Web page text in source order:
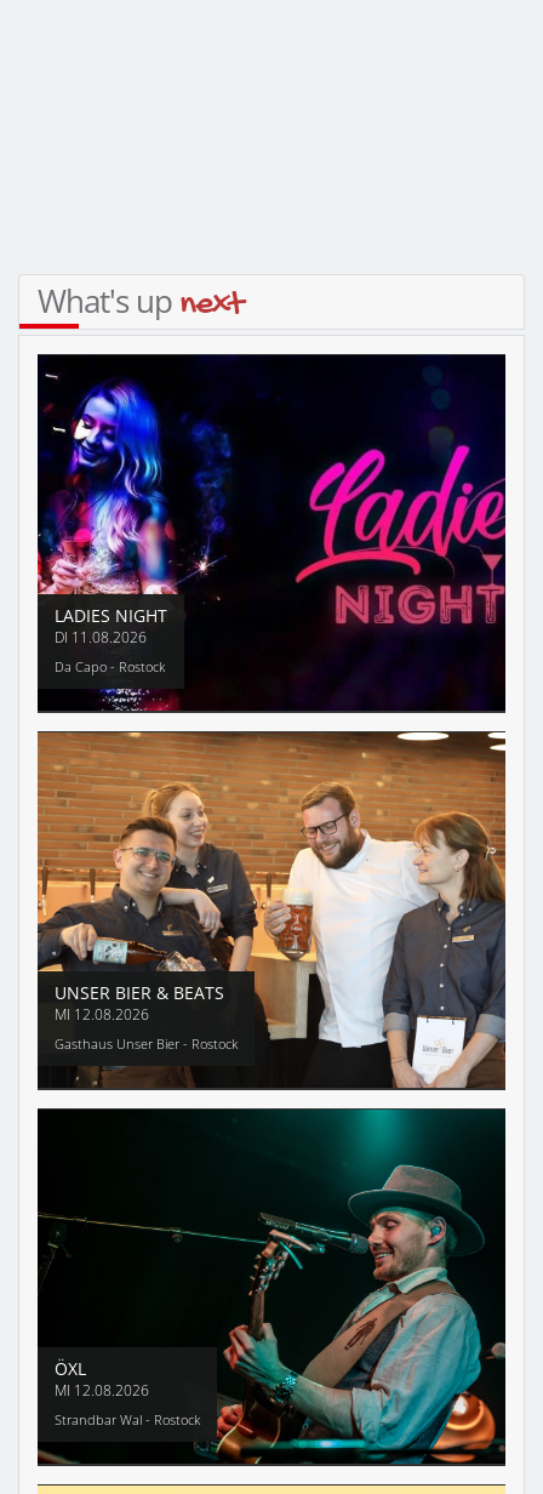
What's upnext
LADIES NIGHT
DI 11.08.2026
Da Capo - Rostock
UNSER BIER & BEATS
MI 12.08.2026
Gasthaus Unser Bier - Rostock
ÖXL
MI 12.08.2026
Strandbar Wal - Rostock